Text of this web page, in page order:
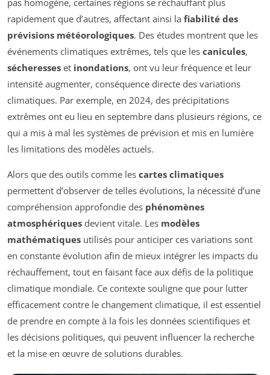
rapidement que d’autres, affectant ainsi la fiabilité des
prévisions météorologiques. Des études montrent que les
événements climatiques extrêmes, tels que les canicules,
sécheresses et inondations, ont vu leur fréquence et leur
intensité augmenter, conséquence directe des variations
climatiques. Par exemple, en 2024, des précipitations
extrêmes ont eu lieu en septembre dans plusieurs régions, ce
qui a mis à mal les systèmes de prévision et mis en lumière
les limitations des modèles actuels.
Alors que des outils comme les cartes climatiques
permettent d’observer de telles évolutions, la nécessité d’une
compréhension approfondie des phénomènes
atmosphériques devient vitale. Les modèles
mathématiques utilisés pour anticiper ces variations sont
en constante évolution afin de mieux intégrer les impacts du
réchauffement, tout en faisant face aux défis de la politique
climatique mondiale. Ce contexte souligne que pour lutter
efficacement contre le changement climatique, il est essentiel
de prendre en compte à la fois les données scientifiques et
les décisions politiques, qui peuvent influencer la recherche
et la mise en œuvre de solutions durables.